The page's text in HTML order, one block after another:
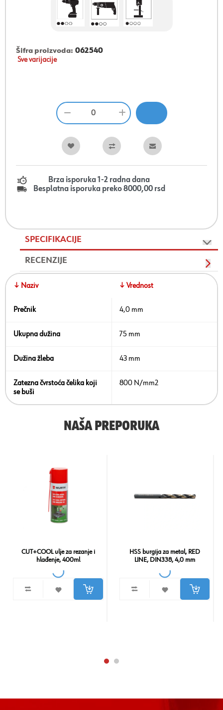
Šifra proizvoda: 062540
Sve varijacije
Brza isporuka 1-2 radna dana
Besplatna isporuka preko 8000,00 rsd
SPECIFIKACIJE
RECENZIJE
↓ Naziv ↓ Vrednost
Prečnik 4,0 mm
Ukupna dužina 75 mm
Dužina žleba 43 mm
Zatezna čvrstoća čelika koji
se buši
800 N/mm2
NAŠA PREPORUKA
CUT+COOL ulje za rezanje i
hlađenje, 400ml
HSS burgija za metal, RED
LINE, DIN338, 4,0 mm